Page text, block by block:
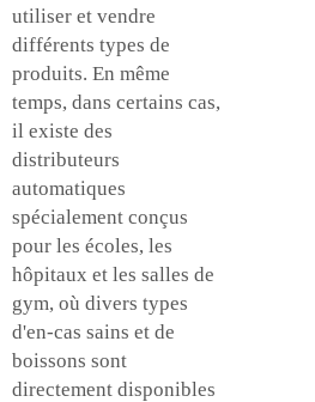
utiliser et vendre
différents types de
produits. En même
temps, dans certains cas,
il existe des
distributeurs
automatiques
spécialement conçus
pour les écoles, les
hôpitaux et les salles de
gym, où divers types
d'en-cas sains et de
boissons sont
directement disponibles